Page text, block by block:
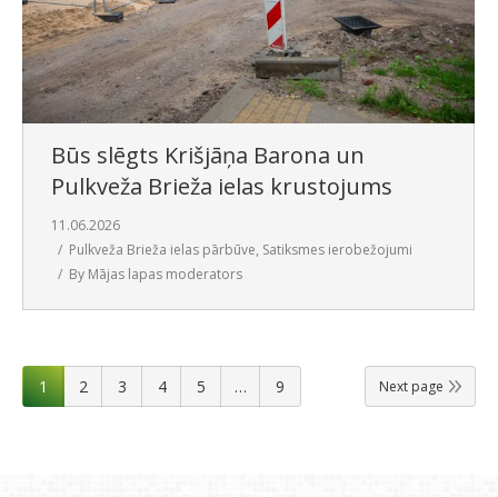
Būs slēgts Krišjāņa Barona un
Pulkveža Brieža ielas krustojums
11.06.2026
Pulkveža Brieža ielas pārbūve, Satiksmes ierobežojumi
By Mājas lapas moderators
1 2 3 4 5 … 9 Next page